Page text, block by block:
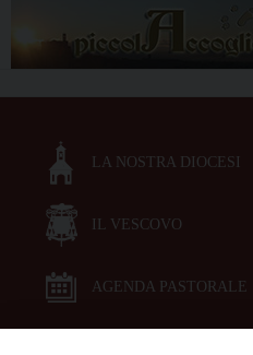
LA NOSTRA DIOCESI
IL VESCOVO
AGENDA PASTORALE